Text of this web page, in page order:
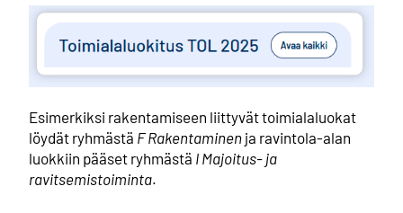
Esimerkiksi rakentamiseen liittyvät toimialaluokat
löydät ryhmästä F Rakentaminen ja ravintola-alan
luokkiin pääset ryhmästä I Majoitus- ja
ravitsemistoiminta.